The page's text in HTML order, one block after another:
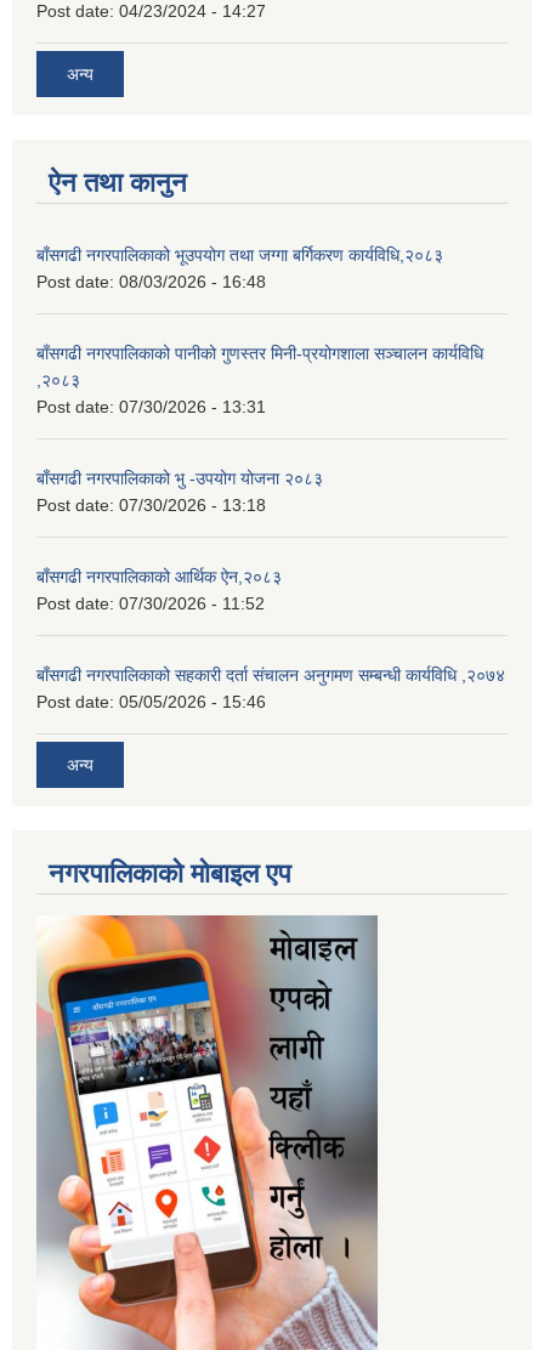
Post date: 04/23/2024 - 14:27
अन्य
ऐन तथा कानुन
बाँसगढी नगरपालिकाको भूउपयोग तथा जग्गा बर्गिकरण कार्यविधि,२०८३
Post date: 08/03/2026 - 16:48
बाँसगढी नगरपालिकाको पानीको गुणस्तर मिनी-प्रयोगशाला सञ्चालन कार्यविधि
,२०८३
Post date: 07/30/2026 - 13:31
बाँसगढी नगरपालिकाको भु -उपयोग योजना २०८३
Post date: 07/30/2026 - 13:18
बाँसगढी नगरपालिकाको आर्थिक ऐन,२०८३
Post date: 07/30/2026 - 11:52
बाँसगढी नगरपालिकाको सहकारी दर्ता संचालन अनुगमण सम्बन्धी कार्यविधि ,२०७४
Post date: 05/05/2026 - 15:46
अन्य
नगरपालिकाकाे माेबाइल एप